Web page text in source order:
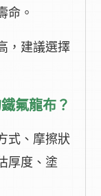
命。
，建議選擇
氟龍布？
式、摩擦狀
厚度、塗